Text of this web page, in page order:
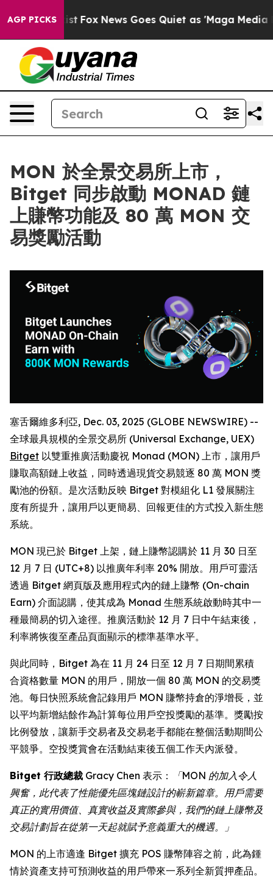
AGP PICKS
Exist Fox News Goes Quiet as 'Maga Media
MON 於全景交易所上市，
Bitget 同步啟動 MONAD 鏈
上賺幣功能及 80 萬 MON 交
易獎勵活動
塞舌爾維多利亞, Dec. 03, 2025 (GLOBE NEWSWIRE) --
全球最具規模的全景交易所 (Universal Exchange, UEX)
Bitget 以雙重推廣活動慶祝 Monad (MON) 上市，讓用戶
賺取高額鏈上收益，同時透過現貨交易競逐 80 萬 MON 獎
勵池的份額。是次活動反映 Bitget 對模組化 L1 發展關注
度有所提升，讓用戶以更簡易、回報更佳的方式投入新生態
系統。
MON 現已於 Bitget 上架，鏈上賺幣認購於 11 月 30 日至
12 月 7 日 (UTC+8) 以推廣年利率 20% 開放。用戶可靈活
透過 Bitget 網頁版及應用程式內的鏈上賺幣 (On-chain
Earn) 介面認購，使其成為 Monad 生態系統啟動時其中一
種最簡易的切入途徑。推廣活動於 12 月 7 日中午結束後，
利率將恢復至產品頁面顯示的標準基準水平。
與此同時，Bitget 為在 11 月 24 日至 12 月 7 日期間累積
合資格數量 MON 的用戶，開放一個 80 萬 MON 的交易獎
池。每日快照系統會記錄用戶 MON 賺幣持倉的淨增長，並
以平均新增結餘作為計算每位用戶空投獎勵的基準。獎勵按
比例發放，讓新手交易者及交易老手都能在整個活動期間公
平競爭。空投獎賞會在活動結束後五個工作天內派發。
Bitget 行政總裁 Gracy Chen 表示：
「MON 的加入令人
興奮，此代表了性能優先區塊鏈設計的嶄新篇章。用戶需要
真正的實用價值、真實收益及實際參與，我們的鏈上賺幣及
交易計劃旨在從第一天起就賦予意義重大的機遇。」
MON 的上市適逢 Bitget 擴充 POS 賺幣陣容之前，此為鍾
情於資產支持可預測收益的用戶帶來一系列全新質押產品。